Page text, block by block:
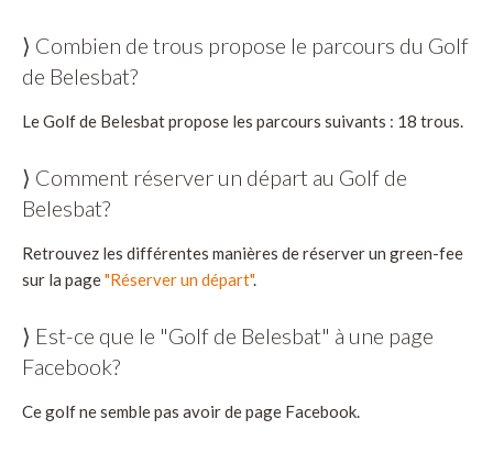
⟩ Combien de trous propose le parcours du Golf
de Belesbat?
Le Golf de Belesbat propose les parcours suivants : 18 trous.
⟩ Comment réserver un départ au Golf de
Belesbat?
Retrouvez les différentes manières de réserver un green-fee
sur la page"Réserver un départ".
⟩ Est-ce que le "Golf de Belesbat" à une page
Facebook?
Ce golf ne semble pas avoir de page Facebook.